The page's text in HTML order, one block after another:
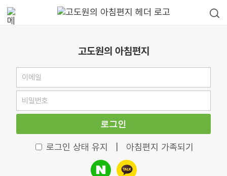
고도원의 아침편지
로그인
로그인 상태 유지 아침편지 가족되기